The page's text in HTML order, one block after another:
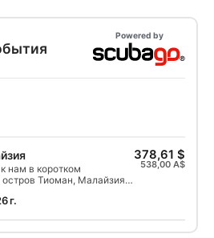
Powered by
нам в коротком
Тиоман, Малайзия!
- Wreck/Advanced Wreck -
г.
378,61 $
538,00 A$